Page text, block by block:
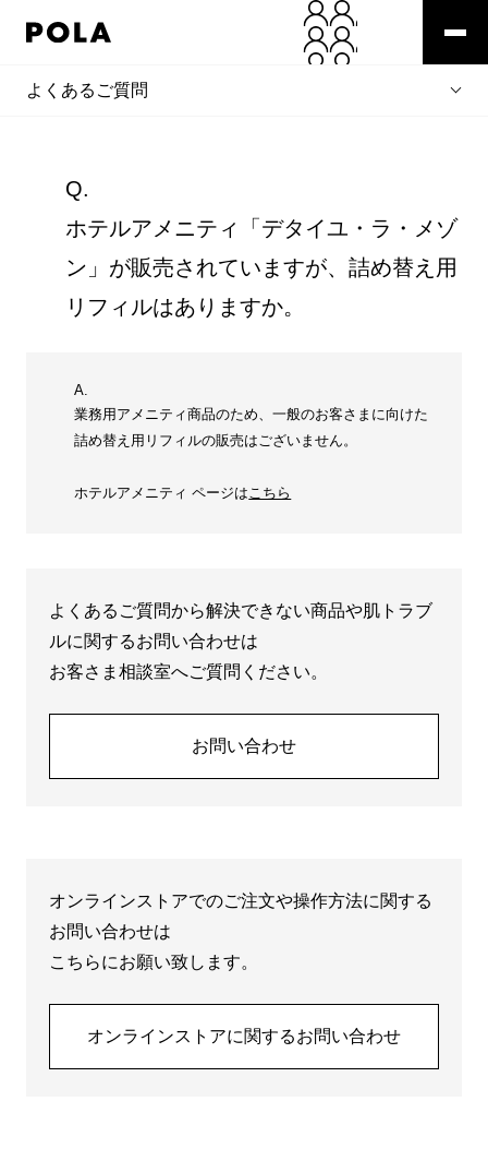
よくあるご質問
Q.
ホテルアメニティ「デタイユ・ラ・メゾ
ン」が販売されていますが、詰め替え用
リフィルはありますか。
A.
業務用アメニティ商品のため、一般のお客さまに向けた
詰め替え用リフィルの販売はございません。
ホテルアメニティ ページはこちら
よくあるご質問から解決できない商品や肌トラブ
ルに関するお問い合わせは
お客さま相談室へご質問ください。
お問い合わせ
オンラインストアでのご注文や操作方法に関する
お問い合わせは
こちらにお願い致します。
オンラインストアに関するお問い合わせ